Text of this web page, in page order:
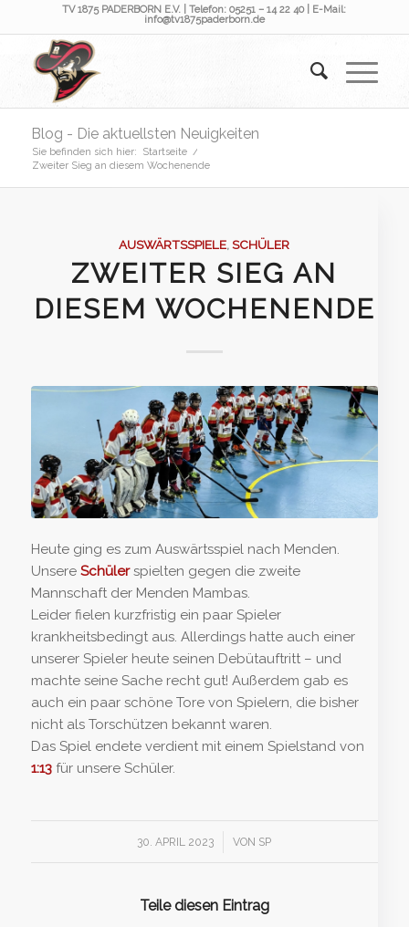
TV 1875 PADERBORN E.V. | Telefon: 05251 – 14 22 40 | E-Mail:
info@tv1875paderborn.de
Blog - Die aktuellsten Neuigkeiten
Sie befinden sich hier: Startseite /
Zweiter Sieg an diesem Wochenende
AUSWÄRTSSPIELE,SCHÜLER
ZWEITER SIEG AN
DIESEM WOCHENENDE
Heute ging es zum Auswärtsspiel nach Menden.
Unsere Schülerspielten gegen die zweite
Mannschaft der Menden Mambas.
Leider fielen kurzfristig ein paar Spieler
krankheitsbedingt aus. Allerdings hatte auch einer
unserer Spieler heute seinen Debütauftritt – und
machte seine Sache recht gut! Außerdem gab es
auch ein paar schöne Tore von Spielern, die bisher
nicht als Torschützen bekannt waren.
Das Spiel endete verdient mit einem Spielstand von
1:13für unsere Schüler.
30. APRIL 2023
/ VON SP
Teile diesen Eintrag